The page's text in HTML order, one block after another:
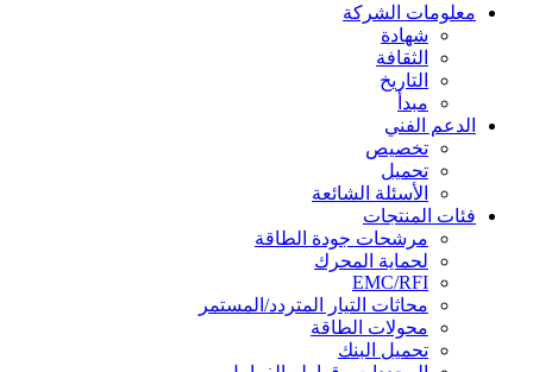
معلومات الشركة
شهادة
الثقافة
التاريخ
مبدأ
الدعم الفني
تخصيص
تحميل
الأسئلة الشائعة
فئات المنتجات
مرشحات جودة الطاقة
لحماية المحرك
EMC/RFI
محاثات التيار المتردد/المستمر
محولات الطاقة
تحميل البنك